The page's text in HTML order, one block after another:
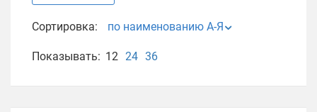
Сортировка: по наименованию А-Я
Показывать: 12 24 36